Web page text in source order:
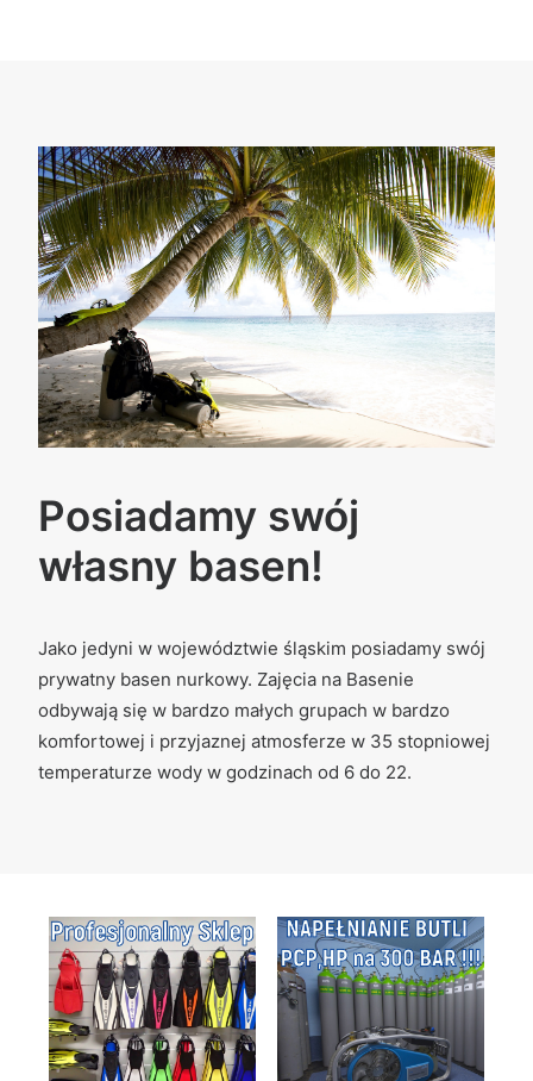
Posiadamy swój
własny basen!
Jako jedyni w województwie śląskim posiadamy swój
prywatny basen nurkowy. Zajęcia na Basenie
odbywają się w bardzo małych grupach w bardzo
komfortowej i przyjaznej atmosferze w 35 stopniowej
temperaturze wody w godzinach od 6 do 22.